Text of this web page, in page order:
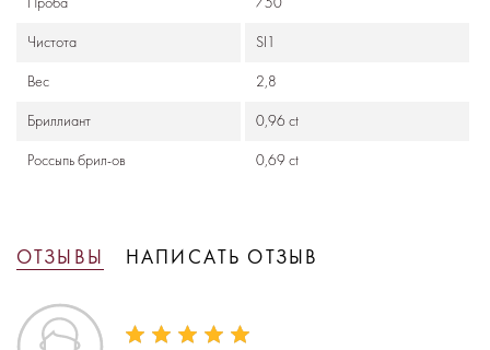
Чистота SI1
Вес 2,8
Бриллиант 0,96 ct
Россыпь брил-ов 0,69 ct
ОТЗЫВЫ НАПИСАТЬ ОТЗЫВ